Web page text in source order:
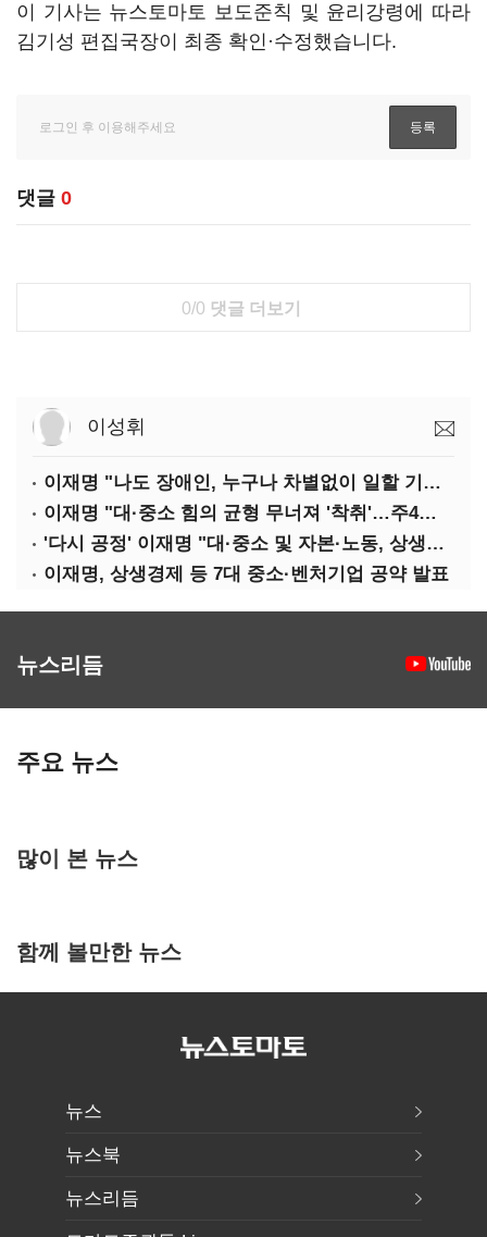
이 기사는 뉴스토마토 보도준칙 및 윤리강령에 따라
김기성 편집국장이 최종 확인·수정했습니다.
댓글 0
0/0 댓글 더보기
이성휘
이재명 "나도 장애인, 누구나 차별없이 일할 기회 중요"
이재명 "대·중소 힘의 균형 무너져 '착취'…주4일제, 가야할 길"
'다시 공정' 이재명 "대·중소 및 자본·노동, 상생하는 공정한 성장"
이재명, 상생경제 등 7대 중소·벤처기업 공약 발표
뉴스리듬
주요 뉴스
많이 본 뉴스
함께 볼만한 뉴스
뉴스
뉴스북
뉴스리듬